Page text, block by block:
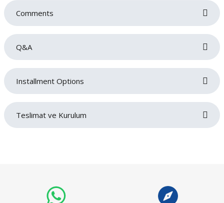
Comments
Q&A
No questions have been asked about this product yet.
Installment Options
Teslimat ve Kurulum
Panel ürün grubu ve baza - başlık ürünlerimizde 45 gün